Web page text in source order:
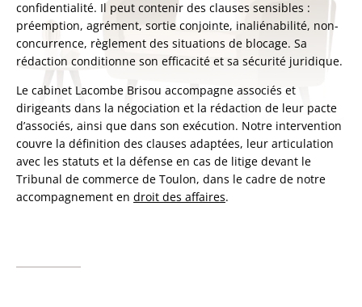
confidentialité. Il peut contenir des clauses sensibles :
préemption, agrément, sortie conjointe, inaliénabilité, non-
concurrence, règlement des situations de blocage. Sa
rédaction conditionne son efficacité et sa sécurité juridique.
Le cabinet Lacombe Brisou accompagne associés et
dirigeants dans la négociation et la rédaction de leur pacte
d’associés, ainsi que dans son exécution. Notre intervention
couvre la définition des clauses adaptées, leur articulation
avec les statuts et la défense en cas de litige devant le
Tribunal de commerce de Toulon, dans le cadre de notre
accompagnement en droit des affaires.